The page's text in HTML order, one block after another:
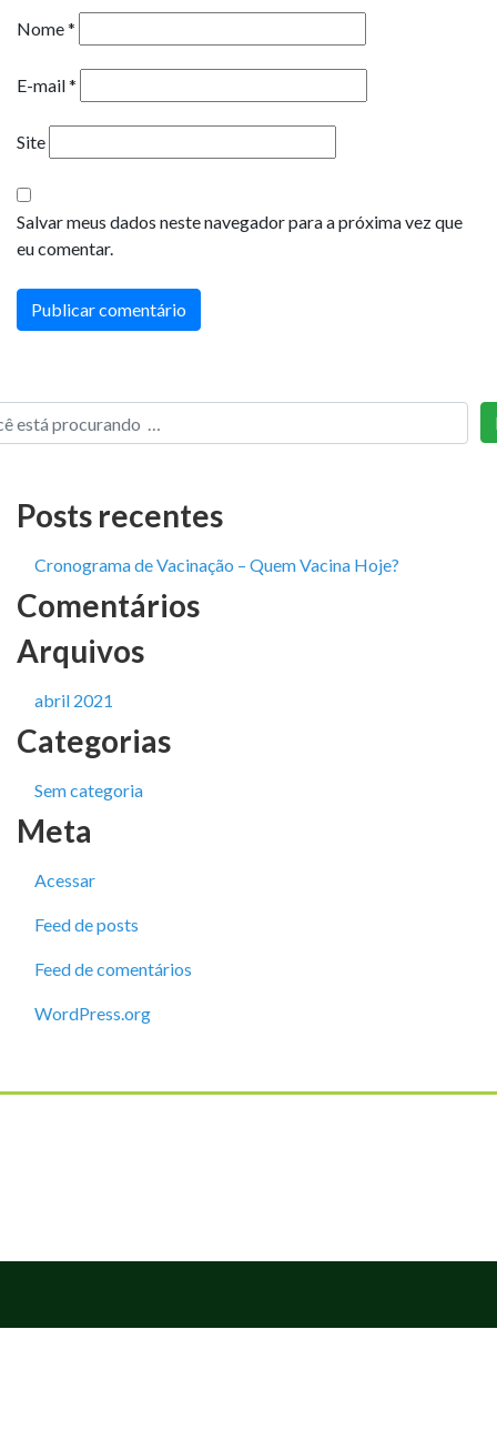
Nome*
E-mail*
Site
Salvar meus dados neste navegador para a próxima vez que
eu comentar.
Posts recentes
Cronograma de Vacinação – Quem Vacina Hoje?
Comentários
Arquivos
abril 2021
Categorias
Sem categoria
Meta
Acessar
Feed de posts
Feed de comentários
WordPress.org